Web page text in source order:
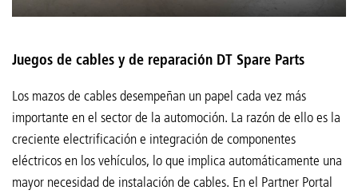
Juegos de cables y de reparación DT Spare Parts
Los mazos de cables desempeñan un papel cada vez más
importante en el sector de la automoción. La razón de ello es la
creciente electrificación e integración de componentes
eléctricos en los vehículos, lo que implica automáticamente una
mayor necesidad de instalación de cables. En el Partner Portal